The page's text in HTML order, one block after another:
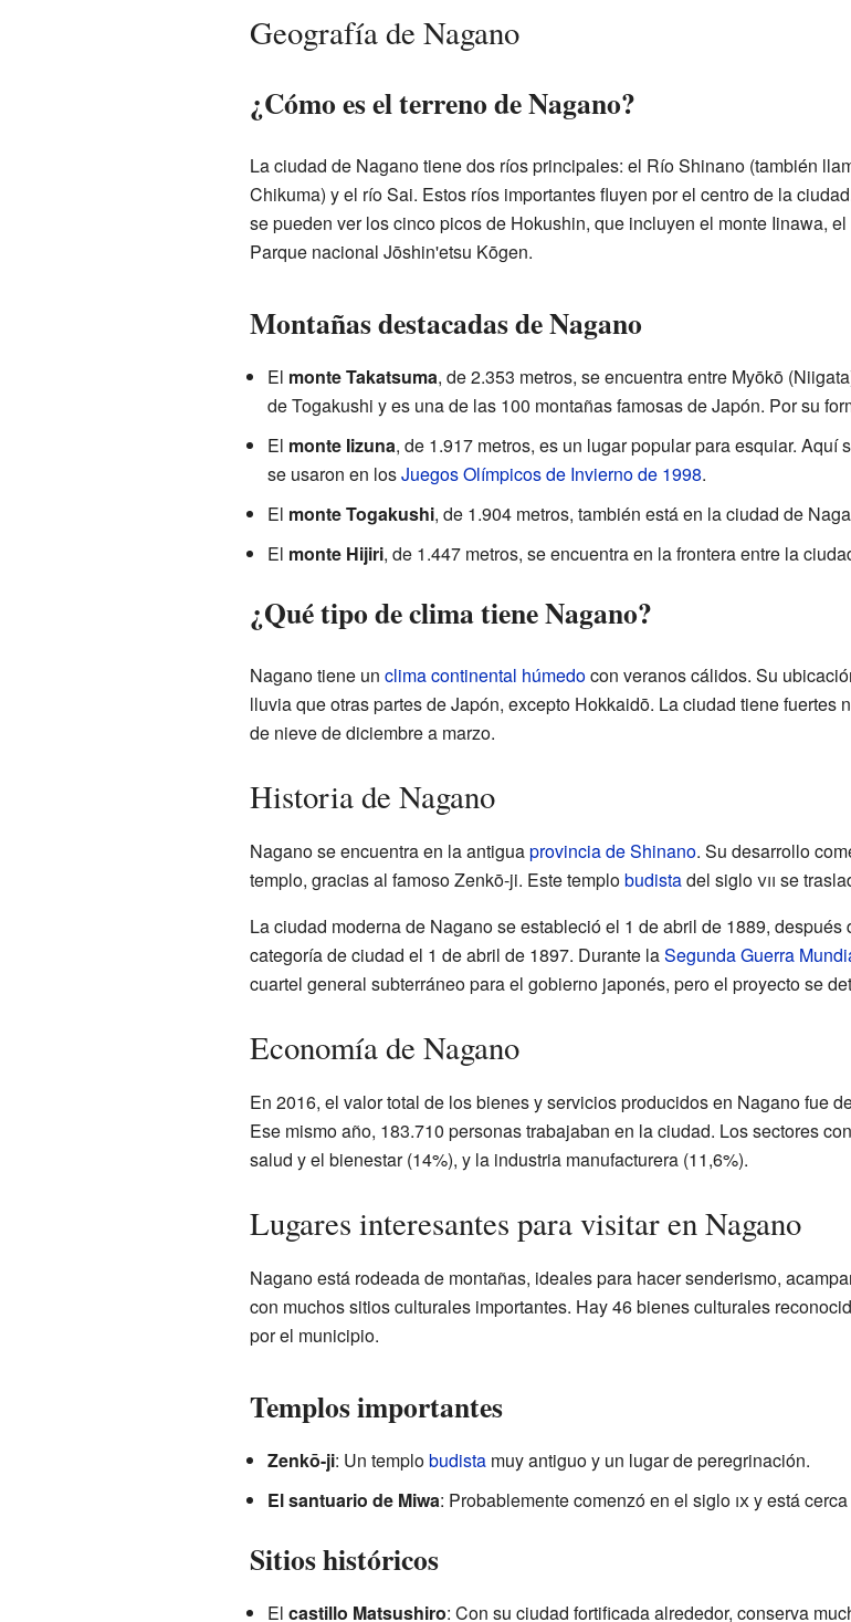
Geografía de Nagano
¿Cómo es el terreno de Nagano?
La ciudad de Nagano tiene dos ríos principales: el Río Shinano (también
Chikuma) y el río Sai. Estos ríos importantes fluyen por el centro de la
se pueden ver los cinco picos de Hokushin, que incluyen el monte Iinawa,
Parque nacional Jōshin'etsu Kōgen.
Montañas destacadas de Nagano
El monte Takatsuma, de 2.353 metros, se encuentra entre Myōkō
de Togakushi y es una de las 100 montañas famosas de Japón. Por su
El monte Iizuna, de 1.917 metros, es un lugar popular para esquiar.
se usaron en losJuegos Olímpicos de Invierno de 1998.
El monte Togakushi, de 1.904 metros, también está en la ciudad de
El monte Hijiri, de 1.447 metros, se encuentra en la frontera entre la
¿Qué tipo de clima tiene Nagano?
Nagano tiene un clima continental húmedocon veranos cálidos. Su
lluvia que otras partes de Japón, excepto Hokkaidō. La ciudad tiene fuertes
de nieve de diciembre a marzo.
Historia de Nagano
Nagano se encuentra en la antiguaprovincia de Shinano. Su desarrollo
templo, gracias al famoso Zenkō-ji. Este templobudistadel siglovii se
La ciudad moderna de Nagano se estableció el 1 de abril de 1889, después
categoría de ciudad el 1 de abril de 1897. Durante laSegunda Guerra
cuartel general subterráneo para el gobierno japonés, pero el proyecto se
Economía de Nagano
En 2016, el valor total de los bienes y servicios producidos en Nagano fue
Ese mismo año, 183.710 personas trabajaban en la ciudad. Los sectores
salud y el bienestar (14%), y la industria manufacturera (11,6%).
Lugares interesantes para visitar en Nagano
Nagano está rodeada de montañas, ideales para hacer senderismo,
con muchos sitios culturales importantes. Hay 46 bienes culturales
por el municipio.
Templos importantes
Zenkō-ji: Un templobudistamuy antiguo y un lugar de peregrinación.
El santuario de Miwa: Probablemente comenzó en el siglo ixy está
Sitios históricos
El castillo Matsushiro: Con su ciudad fortificada alrededor, conserva